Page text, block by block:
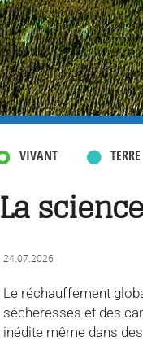
VIVANT TERRE
La
24.07.2026
Le réchauffement
sécheresses et des
inédite même dans